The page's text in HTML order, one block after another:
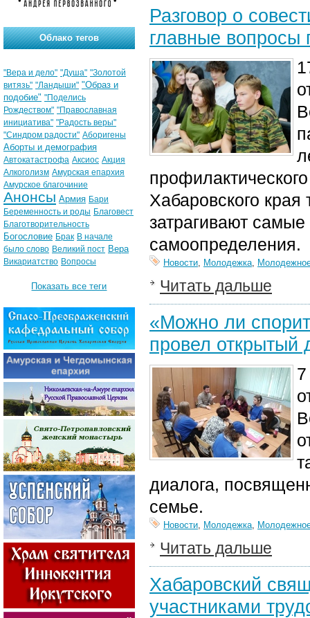
Разговор о
главные вопросы
Хабаровского
затрагивают
самоопределения.
Новости, Молодежка,
Читать дальше
«Можно ли
провел открытый
диалога,
семье.
Новости, Молодежка,
Читать дальше
Хабаровский
участниками
Облако тегов
"Вера и дело" "Душа" "Золотой
витязь" "Ландыши" "Образ и
подобие" "Поделись
Рождеством" "Православная
инициатива" "Радость веры"
"Синдром радости" Аборигены
Аборты и демография
Автокатастрофа Аксиос Акция
Алкоголизм Амурская епархия
Амурское благочиние
Анонсы Армия Бари
Беременность и роды Благовест
Благотворительность
Богословие Брак В начале
было слово Великий пост Вера
Викариатство Вопросы
Показать все теги